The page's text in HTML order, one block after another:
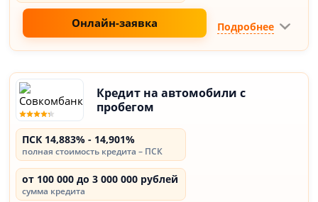
Онлайн-заявка Подробнее
Кредит на автомобили с
пробегом
ПСК 14,883% - 14,901%
полная стоимость кредита – ПСК
от 100 000 до 3 000 000 рублей
сумма кредита